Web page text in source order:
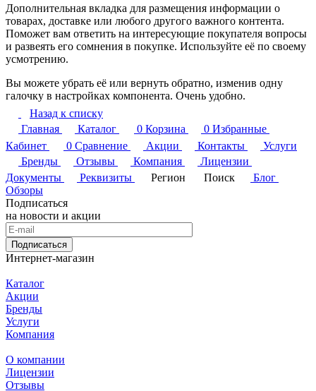
Дополнительная вкладка для размещения информации о
товарах, доставке или любого другого важного контента.
Поможет вам ответить на интересующие покупателя вопросы
и развеять его сомнения в покупке. Используйте её по своему
усмотрению.
Вы можете убрать её или вернуть обратно, изменив одну
галочку в настройках компонента. Очень удобно.
Назад к списку
Главная
Каталог 0 Корзина 0 Избранные
Кабинет
0 Сравнение Акции Контакты
Услуги
Бренды
Отзывы Компания
Лицензии
Документы
Реквизиты Регион Поиск
Блог
Обзоры
Подписаться
на новости и акции
Подписаться
Интернет-магазин
Каталог
Акции
Бренды
Услуги
Компания
О компании
Лицензии
Отзывы